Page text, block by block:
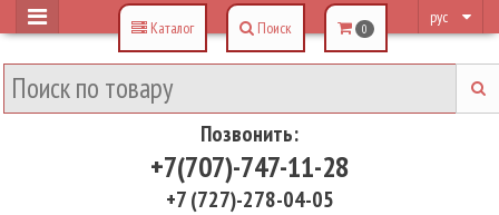
рус
Позвонить:
+7(707)-747-11-28
+7 (727)-278-04-05
Каталог Поиск 0